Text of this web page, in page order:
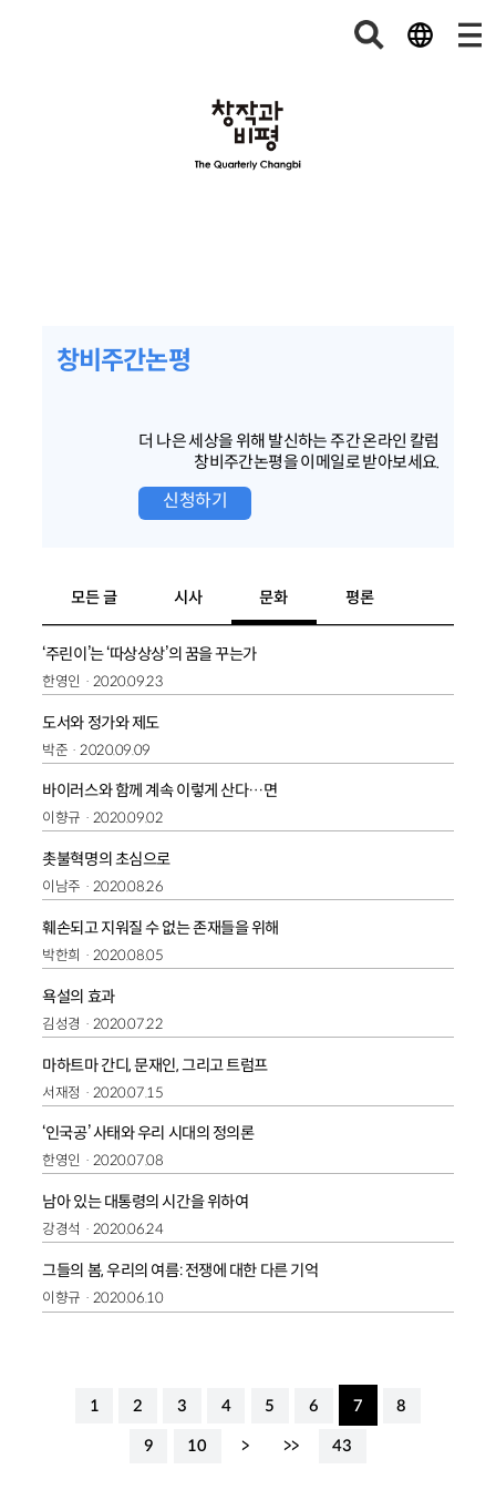
창비주간논평
더 나은 세상을 위해 발신하는 주간 온라인 칼럼
창비주간논평을 이메일로 받아보세요.
신청하기
모든 글 시사 문화 평론
‘주린이’는 ‘따상상상’의 꿈을 꾸는가
한영인 2020.09.23
도서와 정가와 제도
박준 2020.09.09
바이러스와 함께 계속 이렇게 산다…면
이향규 2020.09.02
촛불혁명의 초심으로
이남주 2020.08.26
훼손되고 지워질 수 없는 존재들을 위해
박한희 2020.08.05
욕설의 효과
김성경 2020.07.22
마하트마 간디, 문재인, 그리고 트럼프
서재정 2020.07.15
‘인국공’ 사태와 우리 시대의 정의론
한영인 2020.07.08
남아 있는 대통령의 시간을 위하여
강경석 2020.06.24
그들의 봄, 우리의 여름: 전쟁에 대한 다른 기억
이향규 2020.06.10
1 2 3 4 5 6 7 8
9 10 > >> 43